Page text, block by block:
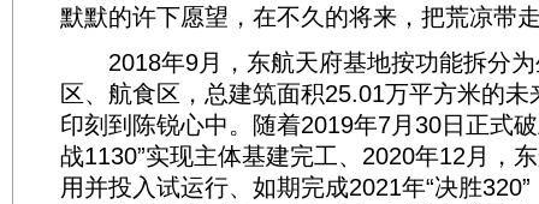
默默的许下愿望，在不久的将来，把荒凉带
2018年9月，东航天府基地按功能拆分为
区、航食区，总建筑面积25.01万平方米的未
印刻到陈锐心中。随着2019年7月30日正式
战1130”实现主体基建完工、2020年12月，
用并投入试运行、如期完成2021年“决胜